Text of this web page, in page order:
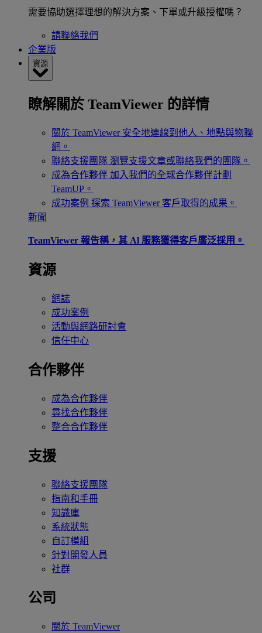
需要協助選擇理想的解決方案、下單或升級授權嗎？
請聯絡我們
企業版
資源
瞭解關於 TeamViewer 的詳情
關於 TeamViewer 安全地連線到他人、地點與物聯
網。
聯絡支援團隊 瀏覽支援文章或聯絡我們的團隊。
成為合作夥伴 加入我們的全球合作夥伴計劃
TeamUP。
成功案例 探索 TeamViewer 客戶取得的成果。
新聞
TeamViewer 報告稱，其 Al 服務獲得客戶廣泛採用。
資源
網誌
成功案例
活動與網路研討會
信任中心
合作夥伴
成為合作夥伴
尋找合作夥伴
整合合作夥伴
支援
聯絡支援團隊
指南和手冊
知識庫
系統狀態
自訂模組
針對開發人員
社群
公司
關於 TeamViewer